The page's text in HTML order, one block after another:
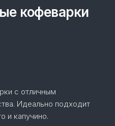
кофеварки
с отличным
Идеально подходит
и капучино.